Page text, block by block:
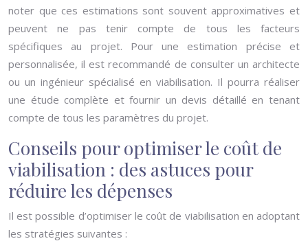
noter que ces estimations sont souvent approximatives et
peuvent ne pas tenir compte de tous les facteurs
spécifiques au projet. Pour une estimation précise et
personnalisée, il est recommandé de consulter un architecte
ou un ingénieur spécialisé en viabilisation. Il pourra réaliser
une étude complète et fournir un devis détaillé en tenant
compte de tous les paramètres du projet.
Conseils pour optimiser le coût de
viabilisation : des astuces pour
réduire les dépenses
Il est possible d’optimiser le coût de viabilisation en adoptant
les stratégies suivantes :